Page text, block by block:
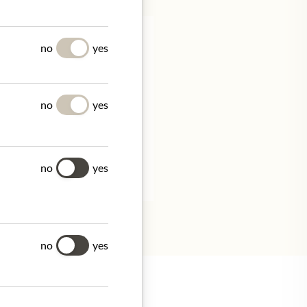
no yes
no
yes
no yes
no
yes